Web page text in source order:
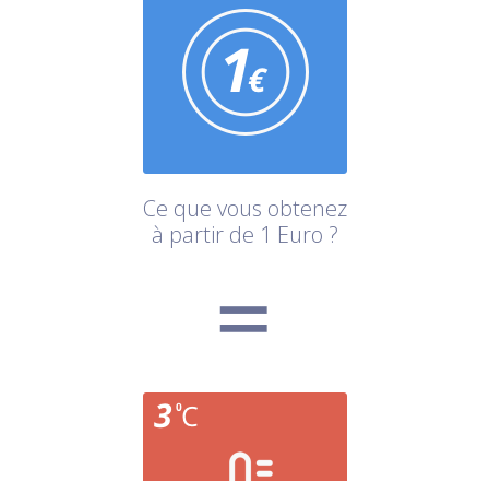
Ce que vous obtenez
à partir de 1 Euro ?